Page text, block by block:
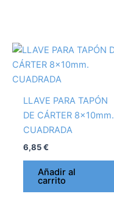
LLAVE PARA TAPÓN
DE CÁRTER 8x10mm.
CUADRADA
6,85€
Añadir al
carrito